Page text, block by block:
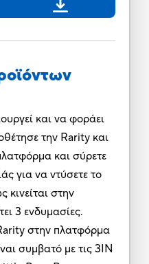
και να φοράει
την Rarity και
και σύρετε
για να ντύσετε το
κινείται στην
3 ενδυμασίες.
στην πλατφόρμα
συμβατό με τις 3ΙΝ